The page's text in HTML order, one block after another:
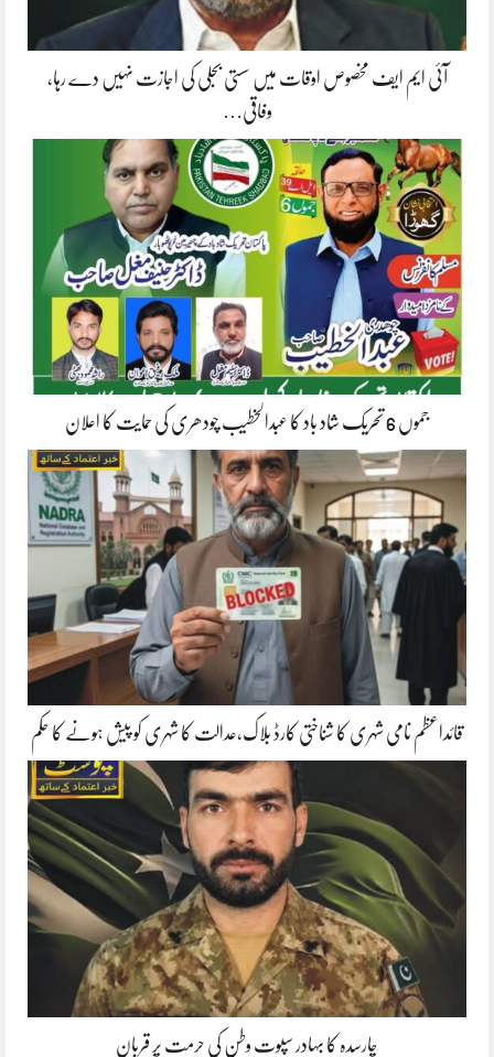
آئی ایم ایف مخصوص اوقات میں سستی بجلی کی اجازت نہیں دے رہا،
وفاقی…
جموں 6 تحریک شاد باد کا عبدالخطیب چودھری کی حمایت کا اعلان
قائداعظم نامی شہری کا شناختی کارڈ بلاک،عدالت کا شہری کو پیش ہونے کا حکم
چارسدہ کا بہادر سپوت وطن کی حرمت پر قربان